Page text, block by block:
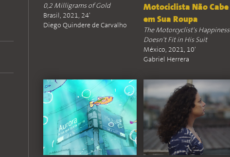
0,2 Milligrams of Gold
Brasil, 2021, 24'
Diego Quindere de Carvalho
Motociclista Não Cabe
em Sua Roupa
The Motorcyclist's Happiness
Doesn't Fit in His Suit
México, 2021, 10'
Gabriel Herrera